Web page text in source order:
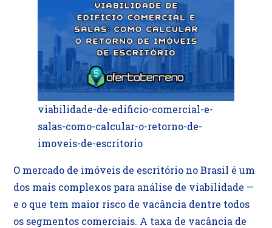
viabilidade-de-edificio-comercial-e-
salas-como-calcular-o-retorno-de-
imoveis-de-escritorio
O mercado de imóveis de escritório no Brasil é um
dos mais complexos para análise de viabilidade —
e o que tem maior risco de vacância dentre todos
os segmentos comerciais. A taxa de vacância de